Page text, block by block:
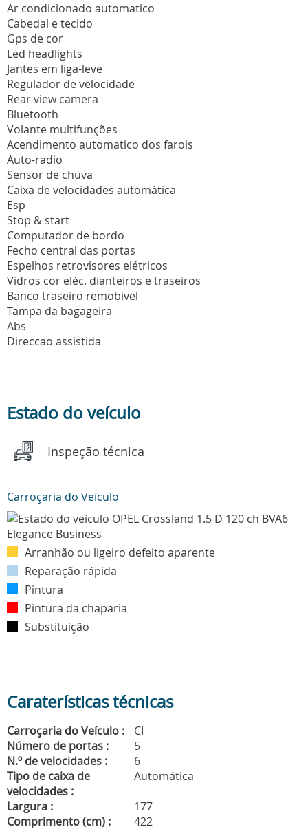
Ar condicionado automatico
Cabedal e tecido
Gps de cor
Led headlights
Jantes em liga-leve
Regulador de velocidade
Rear view camera
Bluetooth
Volante multifunções
Acendimento automatico dos farois
Auto-radio
Sensor de chuva
Caixa de velocidades automàtica
Esp
Stop & start
Computador de bordo
Fecho central das portas
Espelhos retrovisores elétricos
Vidros cor eléc. dianteiros e traseiros
Banco traseiro remobivel
Tampa da bagageira
Abs
Direccao assistida
Estado do veículo
Inspeção técnica
Carroçaria do Veículo
Arranhão ou ligeiro defeito aparente
Reparação rápida
Pintura
Pintura da chaparia
Substituição
Caraterísticas técnicas
Carroçaria do Veículo :
CI
Número de portas :
5
N.º de velocidades :
6
Tipo de caixa de
velocidades :
Automática
Largura :
177
Comprimento (cm) :
422